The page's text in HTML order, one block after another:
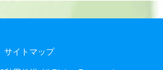
サイトマップ